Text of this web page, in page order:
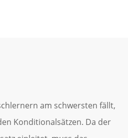
am schwersten fällt,
Konditionalsätzen. Da der